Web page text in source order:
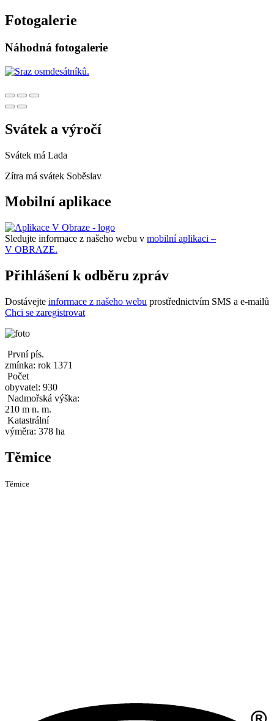
Fotogalerie
Náhodná fotogalerie
Svátek a výročí
Svátek má Lada
Zítra má svátek Soběslav
Mobilní aplikace
Sledujte informace z našeho webu v mobilní aplikaci –
V OBRAZE.
Přihlášení k odběru zpráv
Dostávejte informace z našeho webu prostřednictvím SMS a e-mailů
Chci se zaregistrovat
První pís.
zmínka: rok 1371
Počet
obyvatel: 930
Nadmořská výška:
210 m n. m.
Katastrální
výměra: 378 ha
Těmice
Těmice